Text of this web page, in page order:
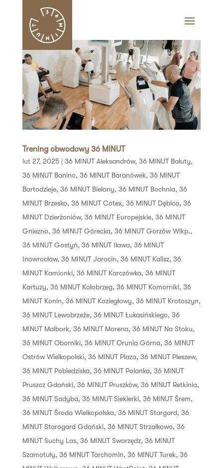
Trening obwodowy 36 MINUT
lut 27, 2025| 36 MINUT Aleksandrów, 36 MINUT Bałuty,
36 MINUT Banino, 36 MINUT Baranówek, 36 MINUT
Bartodzieje, 36 MINUT Bielany, 36 MINUT Bochnia, 36
MINUT Brzesko, 36 MINUT Cotex, 36 MINUT Dębica, 36
MINUT Dzierżoniów, 36 MINUT Europejskie, 36 MINUT
Gniezno, 36 MINUT Górecka, 36 MINUT Gorzów Wlkp.,
36 MINUT Gostyń, 36 MINUT Iława, 36 MINUT
Inowrocław, 36 MINUT Jarocin, 36 MINUT Kalisz, 36
MINUT Kamionki, 36 MINUT Karczówka, 36 MINUT
Kartuzy, 36 MINUT Kołobrzeg, 36 MINUT Komorniki, 36
MINUT Konin, 36 MINUT Koziegłowy, 36 MINUT Krotoszyn,
36 MINUT Lewobrzeże, 36 MINUT Łukasińskiego, 36
MINUT Malbork, 36 MINUT Morena, 36 MINUT Na Stoku,
36 MINUT Oborniki, 36 MINUT Orunia Górna, 36 MINUT
Ostrów Wielkopolski, 36 MINUT Plaza, 36 MINUT Pleszew,
36 MINUT Pobiedziska, 36 MINUT Polanka, 36 MINUT
Pruszcz Gdański, 36 MINUT Pruszków, 36 MINUT Retkinia,
36 MINUT Sadyba, 36 MINUT Siekierki, 36 MINUT Śrem,
36 MINUT Środa Wielkopolska, 36 MINUT Stargard, 36
MINUT Starogard Gdański, 36 MINUT Strzałkowo, 36
MINUT Suchy Las, 36 MINUT Swarzędz, 36 MINUT
Szamotuły, 36 MINUT Tarchomin, 36 MINUT Turek, 36